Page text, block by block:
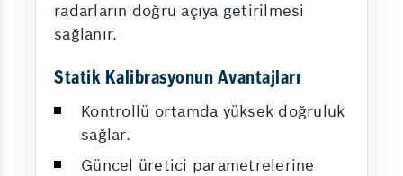
radarların doğru açıya getirilmesi
sağlanır.
Statik Kalibrasyonun Avantajları
Kontrollü ortamda yüksek doğruluk
sağlar.
Güncel üretici parametrelerine